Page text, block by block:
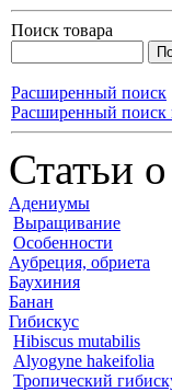
Поиск товара
Расширенный поиск
Расширенный поиск
Статьи
Адениумы
Выращивание
Особенности
Аубреция, обриета
Баухиния
Банан
Гибискус
Hibiscus mutabilis
Alyogyne hakeifolia
Тропический